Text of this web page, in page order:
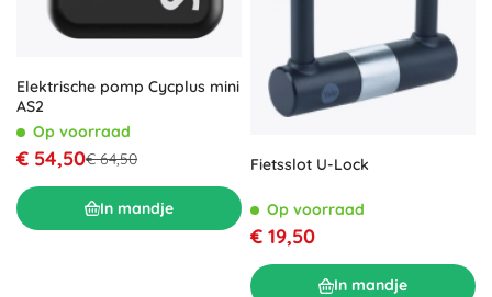
Elektrische pomp Cycplus mini
AS2
Op voorraad
€ 54,50€ 64,50
In mandje
Fietsslot U-Lock
Op voorraad
€ 19,50
In mandje